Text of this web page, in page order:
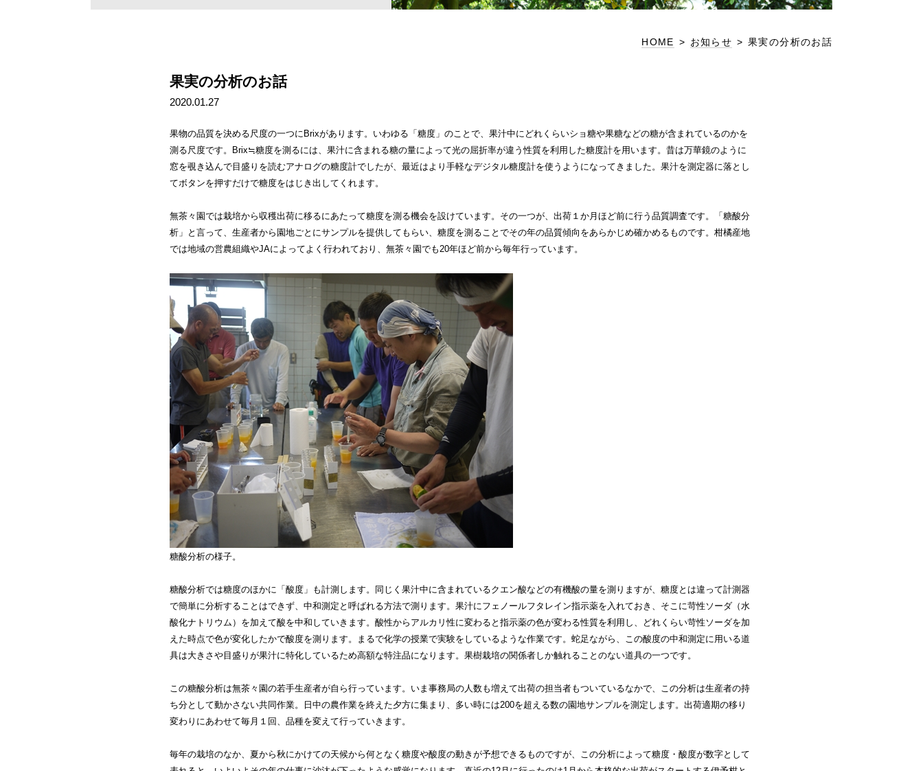
HOME > お知らせ > 果実の分析のお話
果実の分析のお話
2020.01.27
果物の品質を決める尺度の一つにBrixがあります。いわゆる「糖度」のことで、果汁中にどれくらいショ糖や果糖などの糖が含まれているのかを
測る尺度です。Brix≒糖度を測るには、果汁に含まれる糖の量によって光の屈折率が違う性質を利用した糖度計を用います。昔は万華鏡のように
窓を覗き込んで目盛りを読むアナログの糖度計でしたが、最近はより手軽なデジタル糖度計を使うようになってきました。果汁を測定器に落とし
てボタンを押すだけで糖度をはじき出してくれます。
無茶々園では栽培から収穫出荷に移るにあたって糖度を測る機会を設けています。その一つが、出荷１か月ほど前に行う品質調査です。「糖酸分
析」と言って、生産者から園地ごとにサンプルを提供してもらい、糖度を測ることでその年の品質傾向をあらかじめ確かめるものです。柑橘産地
では地域の営農組織やJAによってよく行われており、無茶々園でも20年ほど前から毎年行っています。
糖酸分析の様子。
糖酸分析では糖度のほかに「酸度」も計測します。同じく果汁中に含まれているクエン酸などの有機酸の量を測りますが、糖度とは違って計測器
で簡単に分析することはできず、中和測定と呼ばれる方法で測ります。果汁にフェノールフタレイン指示薬を入れておき、そこに苛性ソーダ（水
酸化ナトリウム）を加えて酸を中和していきます。酸性からアルカリ性に変わると指示薬の色が変わる性質を利用し、どれくらい苛性ソーダを加
えた時点で色が変化したかで酸度を測ります。まるで化学の授業で実験をしているような作業です。蛇足ながら、この酸度の中和測定に用いる道
具は大きさや目盛りが果汁に特化しているため高額な特注品になります。果樹栽培の関係者しか触れることのない道具の一つです。
この糖酸分析は無茶々園の若手生産者が自ら行っています。いま事務局の人数も増えて出荷の担当者もついているなかで、この分析は生産者の持
ち分として動かさない共同作業。日中の農作業を終えた夕方に集まり、多い時には200を超える数の園地サンプルを測定します。出荷適期の移り
変わりにあわせて毎月１回、品種を変えて行っていきます。
毎年の栽培のなか、夏から秋にかけての天候から何となく糖度や酸度の動きが予想できるものですが、この分析によって糖度・酸度が数字として